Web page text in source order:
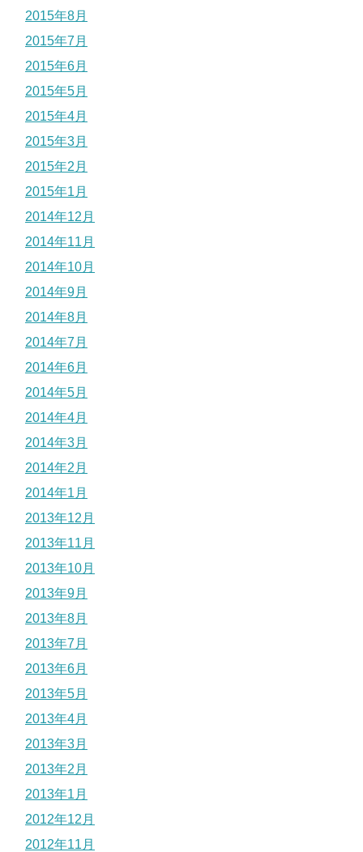
2015年8月
2015年7月
2015年6月
2015年5月
2015年4月
2015年3月
2015年2月
2015年1月
2014年12月
2014年11月
2014年10月
2014年9月
2014年8月
2014年7月
2014年6月
2014年5月
2014年4月
2014年3月
2014年2月
2014年1月
2013年12月
2013年11月
2013年10月
2013年9月
2013年8月
2013年7月
2013年6月
2013年5月
2013年4月
2013年3月
2013年2月
2013年1月
2012年12月
2012年11月